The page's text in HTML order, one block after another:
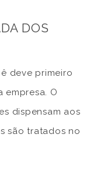
DOS
deve primeiro
empresa. O
dispensam aos
são tratados no